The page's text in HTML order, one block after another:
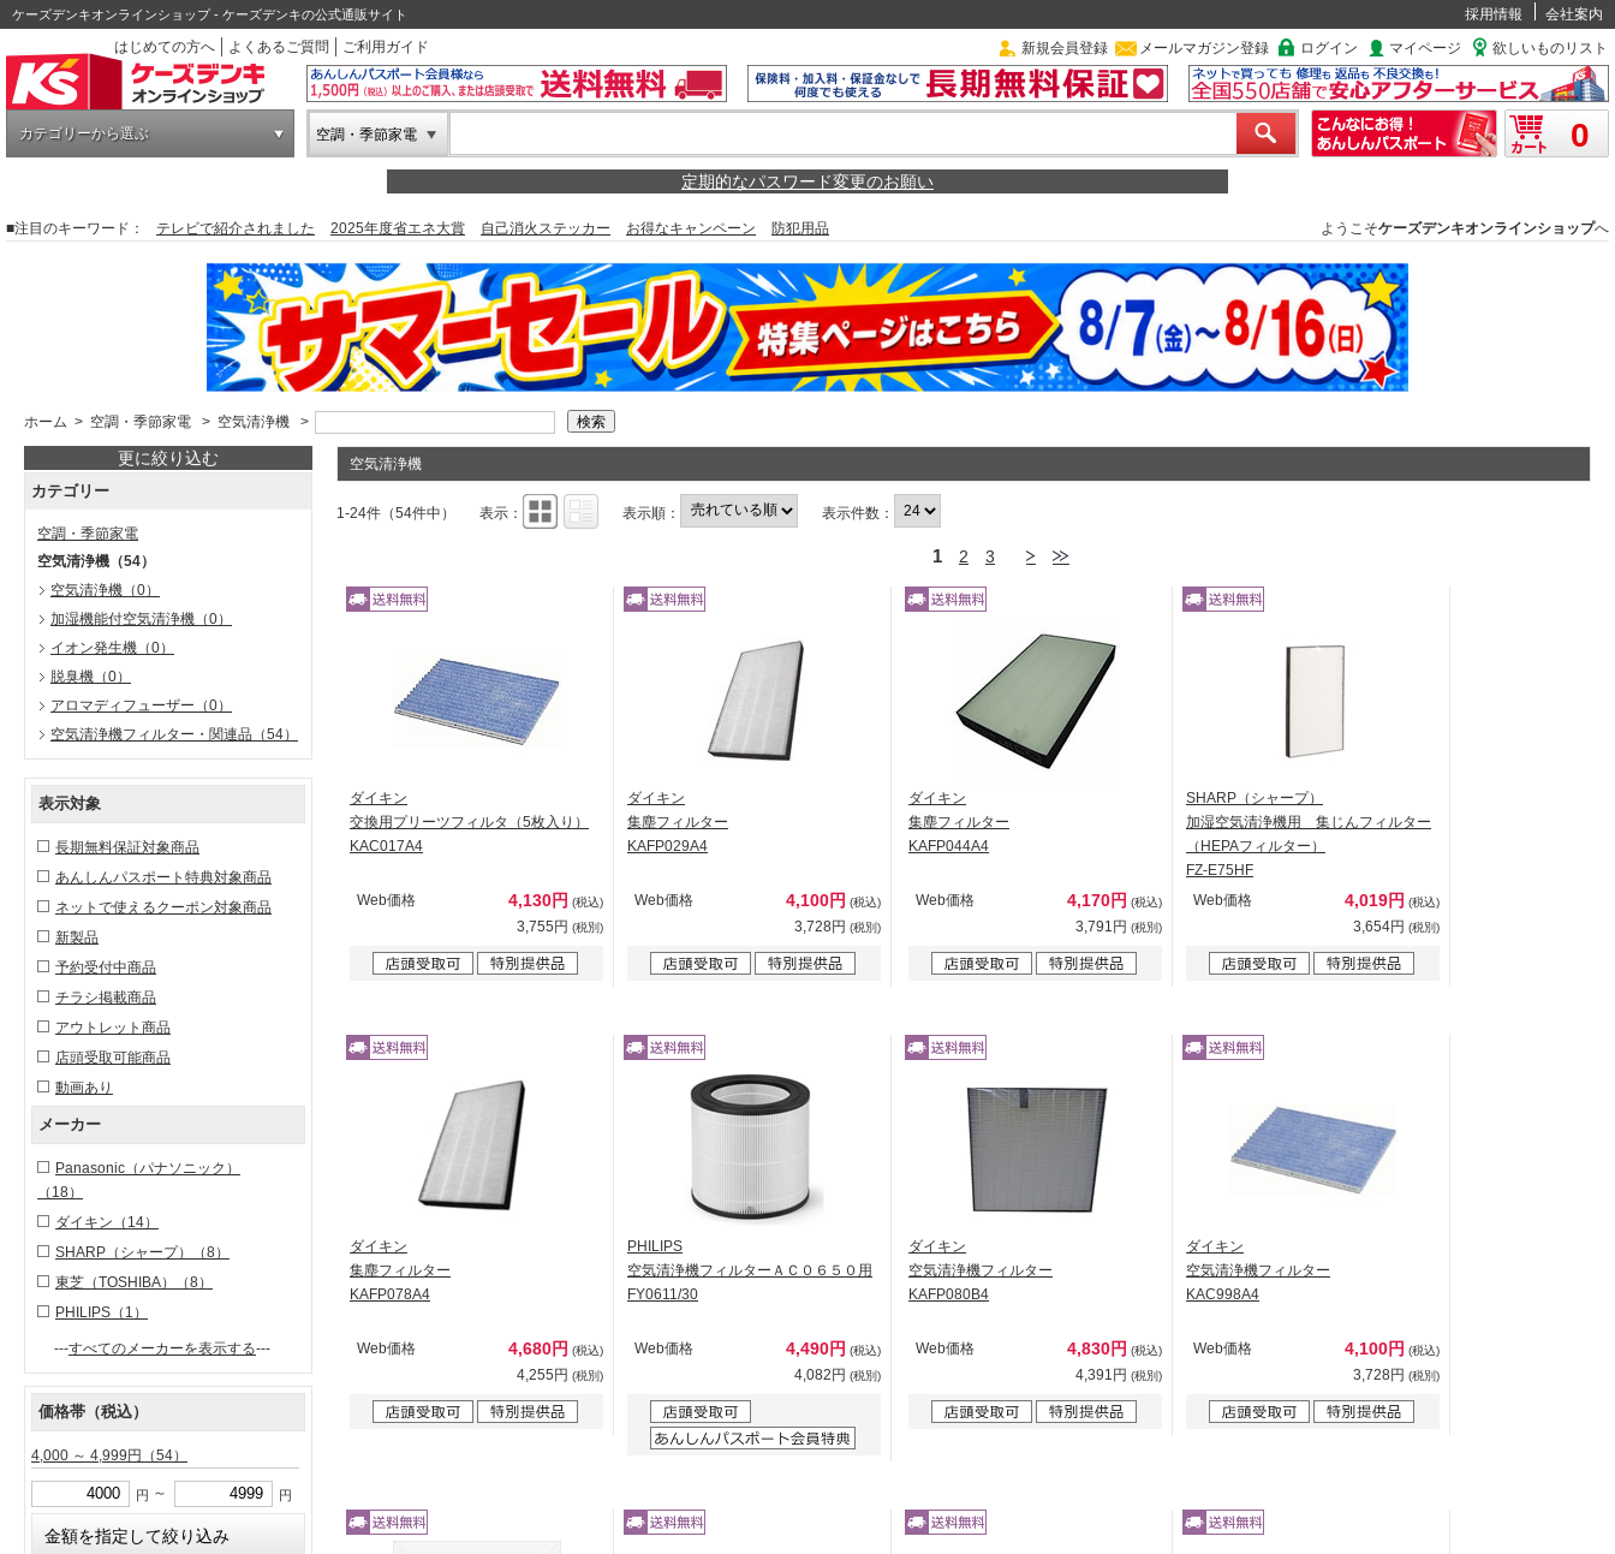
ケーズデンキオンラインショップ - ケーズデンキの公式通販サイト 採用情報
会社案内
はじめての方へ
よくあるご質問 ご利用ガイド 新規会員登録 メールマガジン登録 ログイン マイページ 欲しいものリスト
カテゴリーから選ぶ 空調・季節家電 0
定期的なパスワード変更のお願い
■注目のキーワード： テレビで紹介されました 2025年度省エネ大賞 自己消火ステッカー お得なキャンペーン 防犯用品 ようこそケーズデンキオンラインショップへ
ホーム > 空調・季節家電 > 空気清浄機 >
更に絞り込む
カテゴリー
空調・季節家電
空気清浄機 （54）
空気清浄機 （0）
加湿機能付空気清浄機 （0）
イオン発生機 （0）
脱臭機 （0）
アロマディフューザー （0）
空気清浄機フィルター・関連品 （54）
表示対象
長期無料保証対象商品
あんしんパスポート特典対象商品
ネットで使えるクーポン対象商品
新製品
予約受付中商品
チラシ掲載商品
アウトレット商品
店頭受取可能商品
動画あり
メーカー
Panasonic（パナソニック）
（18）
ダイキン （14）
SHARP（シャープ）
（8）
東芝（TOSHIBA）
（8）
PHILIPS （1）
---すべてのメーカーを表示する---
価格帯（税込）
4,000 ～ 4,999円 （54）
円 ～ 円
空気清浄機
1-24件（54件中） 表示： 表示順： 表示件数：
1 2 3
ダイキン
交換用プリーツフィルタ（5枚入り）
KAC017A4
Web価格 4,130円 (税込)
3,755円 (税別)
ダイキン
集塵フィルター
KAFP029A4
Web価格 4,100円 (税込)
3,728円 (税別)
ダイキン
集塵フィルター
KAFP044A4
Web価格 4,170円 (税込)
3,791円 (税別)
SHARP（シャープ）
加湿空気清浄機用 集じんフィルター
（HEPAフィルター）
FZ-E75HF
Web価格
4,019円 (税込)
3,654円 (税別)
ダイキン
集塵フィルター
KAFP078A4
Web価格 4,680円 (税込)
4,255円 (税別)
PHILIPS
空気清浄機フィルターＡＣ０６５０用
FY0611/30
Web価格 4,490円 (税込)
4,082円 (税別)
ダイキン
空気清浄機フィルター
KAFP080B4
Web価格 4,830円 (税込)
4,391円 (税別)
ダイキン
空気清浄機フィルター
KAC998A4
Web価格 4,100円 (税込)
3,728円 (税別)